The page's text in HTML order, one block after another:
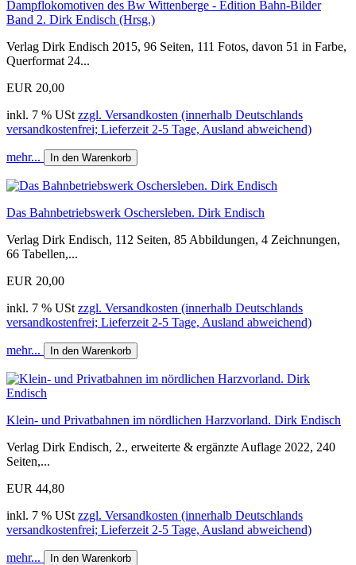
Dampflokomotiven des Bw Wittenberge - Edition Bahn-Bilder
Band 2. Dirk Endisch (Hrsg.)
Verlag Dirk Endisch 2015, 96 Seiten, 111 Fotos, davon 51 in Farbe,
Querformat 24...
EUR 20,00
inkl. 7 % USt zzgl. Versandkosten (innerhalb Deutschlands
versandkostenfrei; Lieferzeit 2-5 Tage, Ausland abweichend)
mehr... In den Warenkorb
Das Bahnbetriebswerk Oschersleben. Dirk Endisch
Verlag Dirk Endisch, 112 Seiten, 85 Abbildungen, 4 Zeichnungen,
66 Tabellen,...
EUR 20,00
inkl. 7 % USt zzgl. Versandkosten (innerhalb Deutschlands
versandkostenfrei; Lieferzeit 2-5 Tage, Ausland abweichend)
mehr... In den Warenkorb
Klein- und Privatbahnen im nördlichen Harzvorland. Dirk Endisch
Verlag Dirk Endisch, 2., erweiterte & ergänzte Auflage 2022, 240
Seiten,...
EUR 44,80
inkl. 7 % USt zzgl. Versandkosten (innerhalb Deutschlands
versandkostenfrei; Lieferzeit 2-5 Tage, Ausland abweichend)
mehr... In den Warenkorb